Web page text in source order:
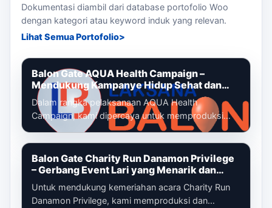
Dokumentasi diambil dari database portofolio Woo
dengan kategori atau keyword induk yang relevan.
Lihat Semua Portofolio
Balon Gate AQUA Health Campaign –
Mendukung Kampanye Hidup Sehat dan
Gaya Hidup Aktif
Dalam rangka pelaksanaan AQUA Health
Campaign, kami dipercaya untuk memproduksi
dan memasang balon gate custom yang menjadi
identi...
Balon Gate Charity Run Danamon Privilege
– Gerbang Event Lari yang Menarik dan
Profesional
Untuk mendukung kemeriahan acara Charity Run
Danamon Privilege, kami memproduksi dan